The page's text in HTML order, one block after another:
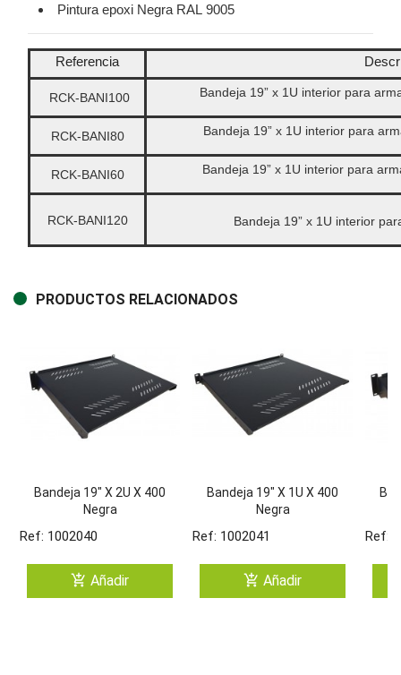
Pintura epoxi Negra RAL 9005
Referencia
RCK-BANI100 Bandeja 19” x 1U interior para
RCK-BANI80 Bandeja 19” x 1U interior para
RCK-BANI60 Bandeja 19” x 1U interior para
RCK-BANI120 Bandeja 19” x 1U interior
PRODUCTOS RELACIONADOS
Bandeja 19" X 2U X 400
Negra
Ref: 1002040
add_shopping_cart Añadir
Bandeja 19" X 1U X 400
Negra
Ref: 1002041
add_shopping_cart Añadir
Ref: